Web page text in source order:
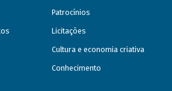
Patrocínios
Licitações
Cultura e economia criativa
Conhecimento